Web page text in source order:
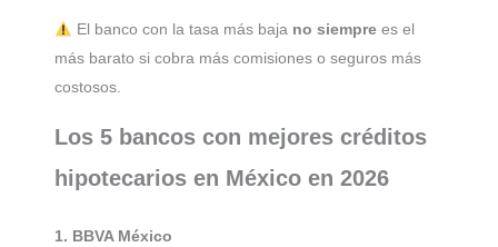
El banco con la tasa más baja no siemprees el
más barato si cobra más comisiones o seguros más
costosos.
Los 5 bancos con mejores créditos
hipotecarios en México en 2026
1. BBVA México